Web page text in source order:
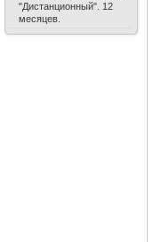
"Дистанционный". 12
месяцев.